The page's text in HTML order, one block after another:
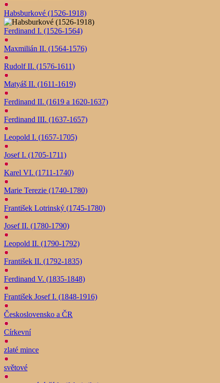
Habsburkové (1526-1918)
Ferdinand I. (1526-1564)
Maxmilián II. (1564-1576)
Rudolf II. (1576-1611)
Matyáš II. (1611-1619)
Ferdinand II. (1619 a 1620-1637)
Ferdinand III. (1637-1657)
Leopold I. (1657-1705)
Josef I. (1705-1711)
Karel VI. (1711-1740)
Marie Terezie (1740-1780)
František Lotrinský (1745-1780)
Josef II. (1780-1790)
Leopold II. (1790-1792)
František II. (1792-1835)
Ferdinand V. (1835-1848)
František Josef I. (1848-1916)
Československo a ČR
Církevní
zlaté mince
světové